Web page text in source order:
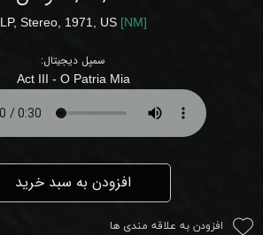
LP, Stereo 1971 US [NM]
سمپل دیجیتال:
Act III - O Patria Mia
افزودن به سبد خرید
افزودن به علاقه مندی ها